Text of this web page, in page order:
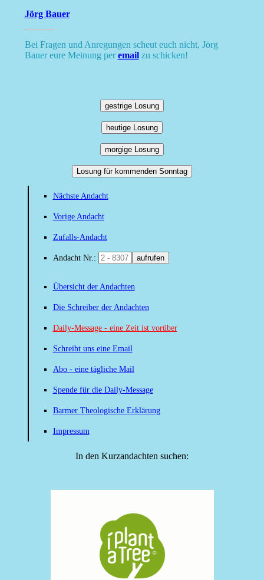
Jörg Bauer
Bei Fragen und Anregungen scheut euch nicht, Jörg
Bauer eure Meinung peremailzu schicken!
gestrige Losung
heutige Losung
morgige Losung
Losung für kommenden Sonntag
Nächste Andacht
Vorige Andacht
Zufalls-Andacht
Andacht Nr.: aufrufen
Übersicht der Andachten
Die Schreiber der Andachten
Daily-Message - eine Zeit ist vorüber
Schreibt uns eine Email
Abo - eine tägliche Mail
Spende für die Daily-Message
Barmer Theologische Erklärung
Impressum
In den Kurzandachten suchen: